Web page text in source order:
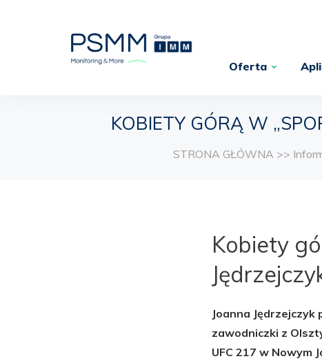
Oferta
KOBIETY GÓRĄ W
STRONA GŁÓWNA >>
Kobiety
Joanna
zawodniczki z
UFC 217 w Nowym